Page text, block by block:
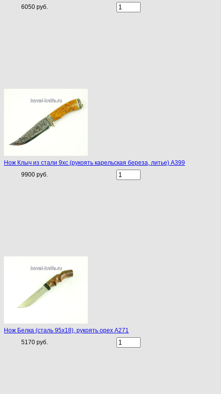
6050 руб.
Нож Клыч из стали 9хс (рукоять карельская береза, литье) A399
9900 руб.
Нож Белка (сталь 95х18), рукоять орех A271
5170 руб.